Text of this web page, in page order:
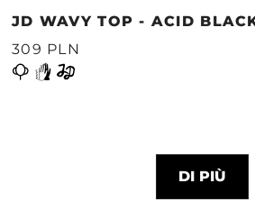
JD WAVY TOP - ACID
309 PLN
DI PIÙ